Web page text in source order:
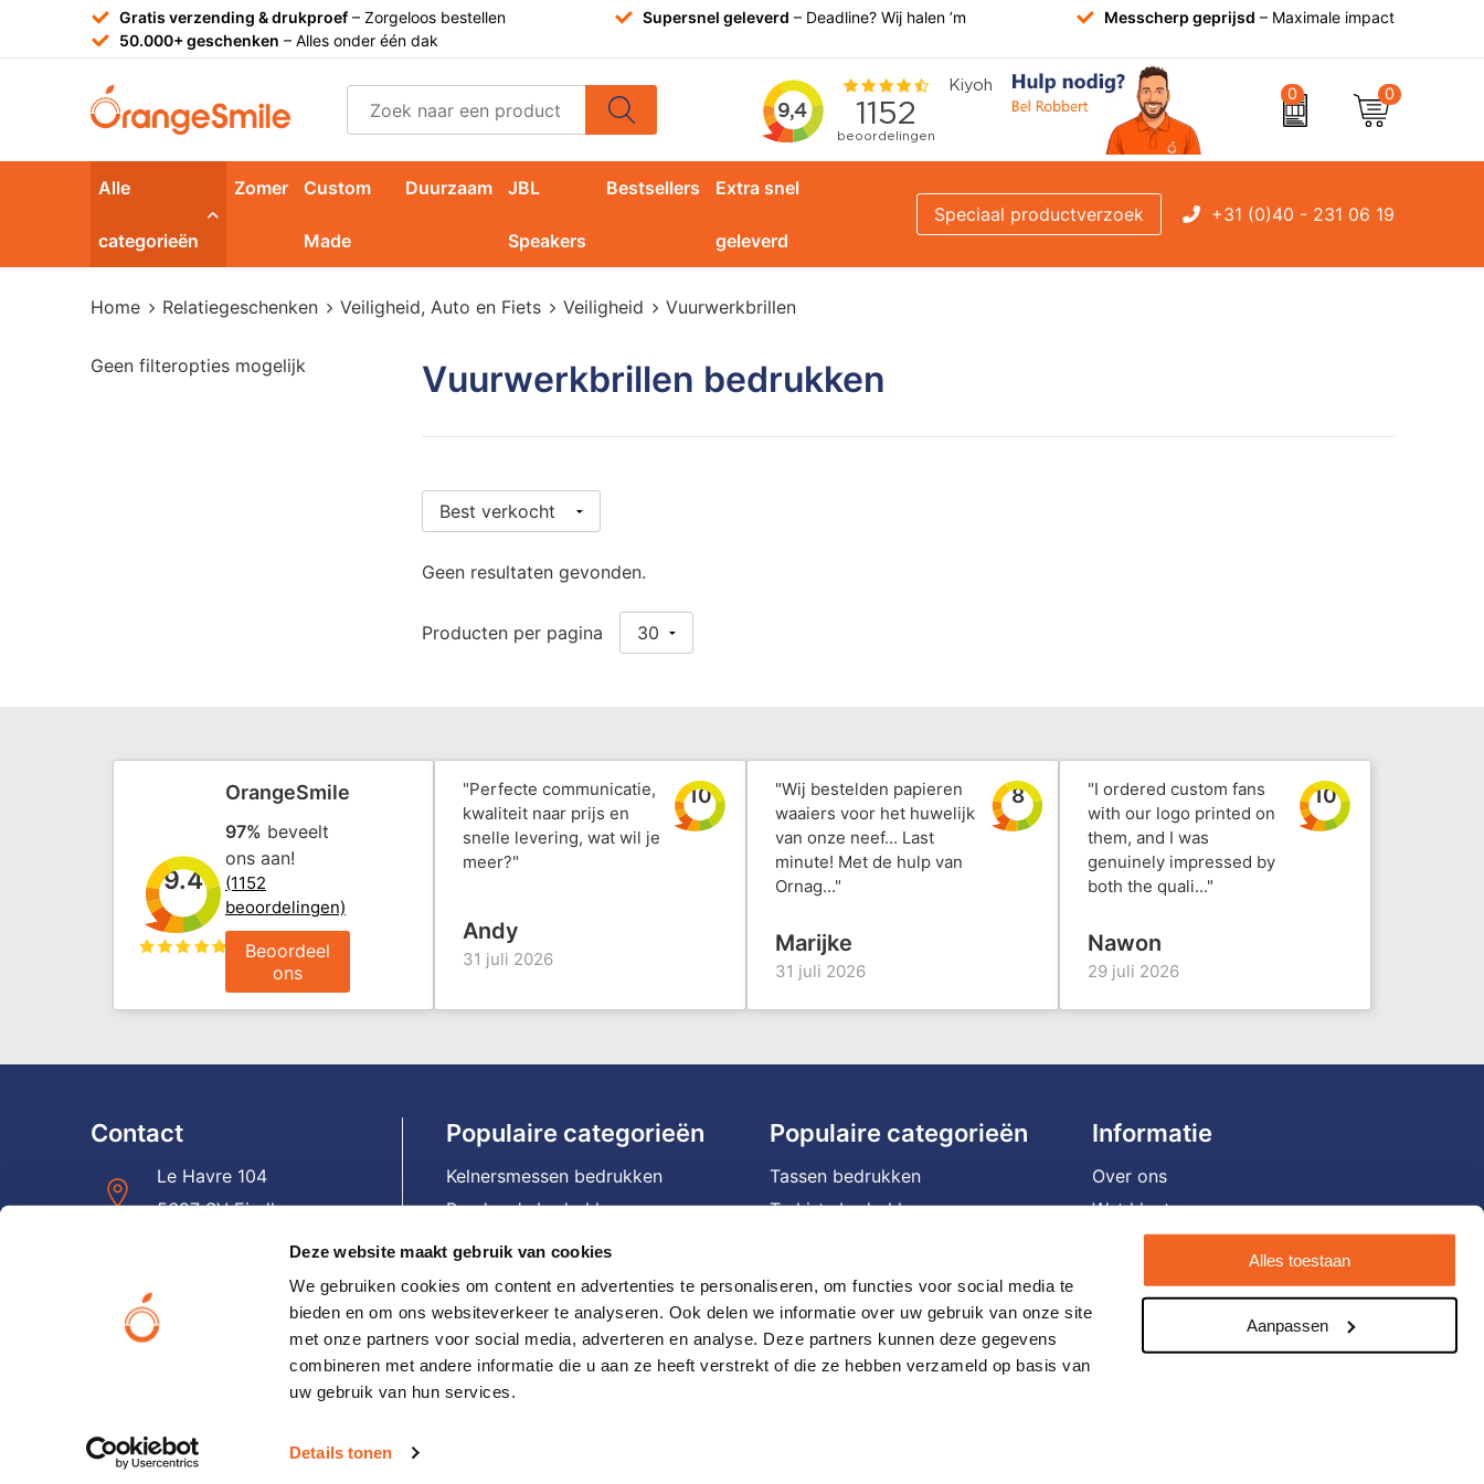
Deze website maakt gebruik van cookies
We gebruiken cookies om content en advertenties te personaliseren, om functies voor social media te
bieden en om ons websiteverkeer te analyseren. Ook delen we informatie over uw gebruik van onze site
met onze partners voor social media, adverteren en analyse. Deze partners kunnen deze gegevens
combineren met andere informatie die u aan ze heeft verstrekt of die ze hebben verzameld op basis van
uw gebruik van hun services.
Details tonen
Alles toestaan
Aanpassen
Gratis verzending & drukproef– Zorgeloos bestellen Supersnel geleverd – Deadline? Wij halen ’m Messcherp geprijsd – Maximale impact
50.000+ geschenken – Alles onder één dak
0 0
Alle
categorieën
Zomer Custom
Made
Duurzaam JBL
Speakers
Bestsellers Extra snel
geleverd
Speciaal productverzoek +31 (0)40 - 231 06 19
Home Relatiegeschenken Veiligheid, Auto en Fiets Veiligheid Vuurwerkbrillen
Geen filteropties mogelijk Vuurwerkbrillen bedrukken
Geen resultaten gevonden.
Producten per pagina
9.4
OrangeSmile
97% beveelt
ons aan!
(1152
beoordelingen)
Beoordeel
ons
"Perfecte communicatie,
kwaliteit naar prijs en
snelle levering, wat wil je
meer?"
10
Andy
31 juli 2026
"Wij bestelden papieren
waaiers voor het huwelijk
van onze neef... Last
minute! Met de hulp van
Ornag..."
8
Marijke
31 juli 2026
"I ordered custom fans
with our logo printed on
them, and I was
genuinely impressed by
both the quali..."
10
Nawon
29 juli 2026
Contact
Le Havre 104
5627 SV Eindhoven
+31(0)40 – 231 06 19
info@orangesmile.nl
Neem direct contact op
Populaire categorieën
Kelnersmessen bedrukken
Bandana's bedrukken
Pantoffels bedrukken
Reistassen bedrukken
Laptophoezen bedrukken
Emaille mokken bedrukken
Hoeden bedrukken
Populaire categorieën
Tassen bedrukken
T-shirts bedrukken
Bedrukte powerbanks
Speakers bedrukken
Bedrukte caps
Balpennen bedrukken
Informatie
Over ons
Wat klanten zeggen
Vacatures